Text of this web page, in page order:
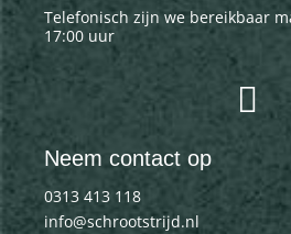
Telefonisch zijn we bereikbaar
17:00 uur
Neem contact op
0313 413 118
info@schrootstrijd.nl